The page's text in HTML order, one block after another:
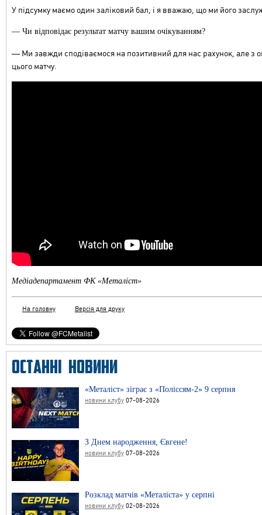
У підсумку маємо один заліковий бал, і я вважаю, що ми його
— Чи відповідає результат матчу вашим очікуванням?
— Ми завжди сподіваємося на позитивний для нас рахунок, але з
цього матчу.
Медіадепартамент ФК «Металіст»
На головну Версія для друку
ОСТАННІ НОВИНИ
«Металіст» зіграє з «Поліссям-2» 9 серпня
новини клубу 07-08-2026
З Днем народження, Євгене!
новини клубу 07-08-2026
Розклад матчів «Металіста» у серпні
новини клубу 02-08-2026